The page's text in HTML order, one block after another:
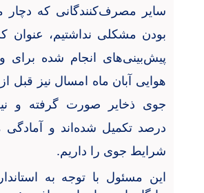
سایر مصرف‌کنندگانی که دچار
بودن مشکلی نداشتیم، عنوان
پیش‌بینی‌های انجام شده
هوایی آبان ماه امسال نیز قبل
درصد تکمیل شده‌اند و آمادگی
شرایط جوی را داریم.
این مسئول با توجه به